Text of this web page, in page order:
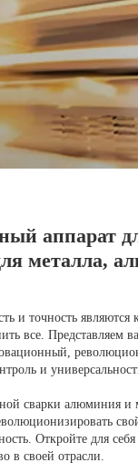
аппарат
металла,
и точность
все. Представляем
и
сварки алюминия и
Откройте для
в своей отрасли.